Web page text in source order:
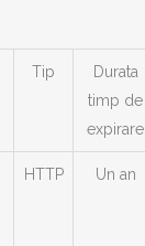
Tip
Durata
timp de
expirare
HTTP Un an